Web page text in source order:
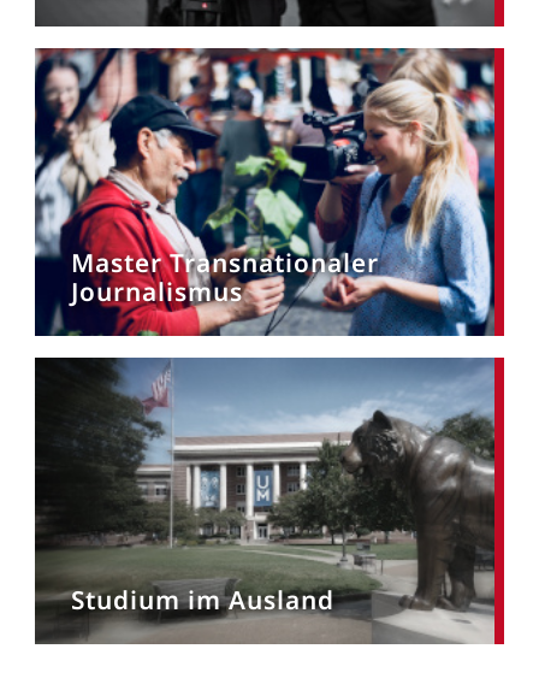
Master Transnationaler
Journalismus
Studium im Ausland